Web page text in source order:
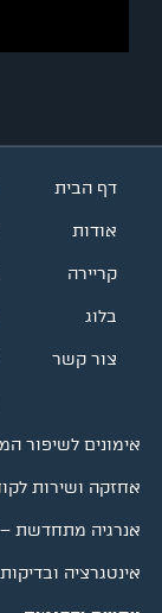
דף הבית
אודות
קריירה
בלוג
צור קשר
אימונים לשיפור
אחזקה ושירות
אנרגיה מתחדשת – PV, EV, רוח ואגירה
אינטגרציה ובדיקות